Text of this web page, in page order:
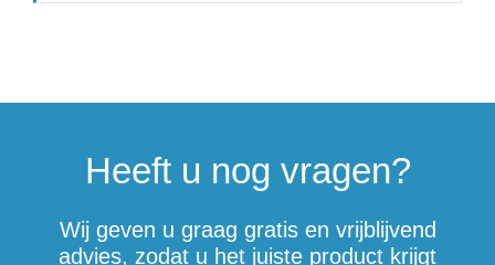
Heeft u nog vragen?
Wij geven u graag gratis en vrijblijvend
advies, zodat u het juiste product krijgt